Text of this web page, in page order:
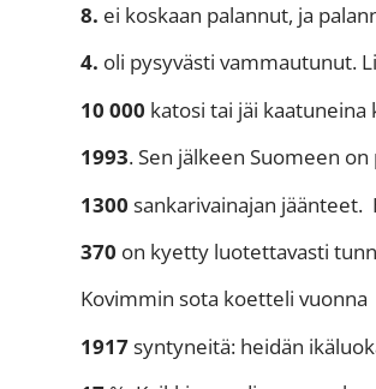
8. ei koskaan palannut, ja
4. oli pysyvästi vammautunut.
10 000 katosi tai jäi
1993. Sen jälkeen Suomeen
1300 sankarivainajan jäänteet.
370 on kyetty luotettavasti
Kovimmin sota koetteli vuonna
1917syntyneitä: heidän